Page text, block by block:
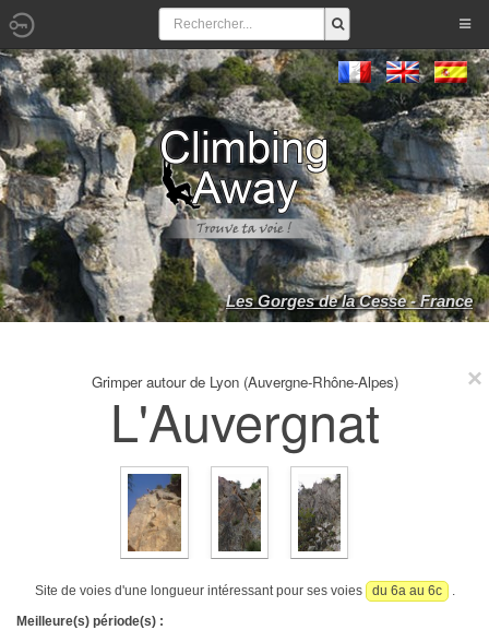
Les Gorges de la Cesse - France
Grimper autour de Lyon (Auvergne-Rhône-Alpes)
L'Auvergnat
Site de voies d'une longueur intéressant pour ses voies du 6a au 6c
.
Meilleure(s) période(s) :